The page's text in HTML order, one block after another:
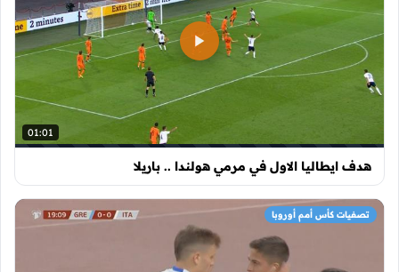
01:01
هدف ايطاليا الاول في مرمي هولندا .. باريلا
تصفيات كأس أمم أوروبا